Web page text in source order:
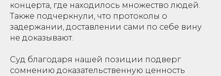
концерта, где находилось множество людей.
Также подчеркнули, что протоколы о
задержании, доставлении сами по себе вину
не доказывают.
Суд благодаря нашей позиции подверг
сомнению доказательственную ценность